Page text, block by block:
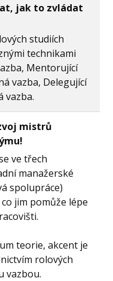
jak to zvládat
studiích
technikami
Mentorující
vazba, Delegující
vazba.
mistrů
ve třech
manažerské
spolupráce)
jim pomůže lépe
teorie, akcent je
rolových
vazbou.